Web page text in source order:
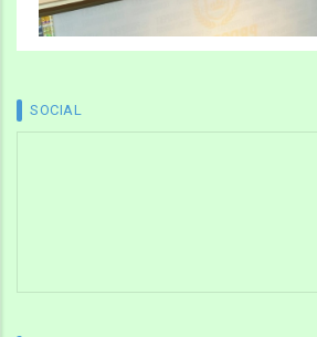
SOCIAL